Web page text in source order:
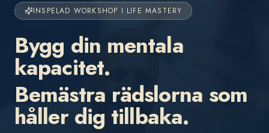
INSPELAD WORKSHOP I LIFE MASTERY
Bygg din mentala
kapacitet.
Bemästra rädslorna som
håller dig tillbaka.